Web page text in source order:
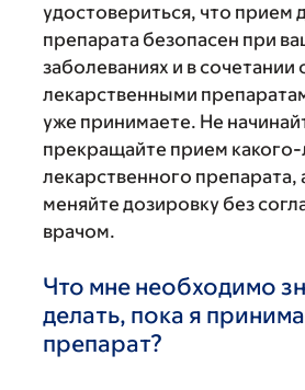
удостовериться, что прием
препарата безопасен при
заболеваниях и в сочетании
лекарственными
уже принимаете. Не
прекращайте прием
лекарственного препарата,
меняйте дозировку без
врачом.
Что мне необходимо
делать, пока я
препарат?